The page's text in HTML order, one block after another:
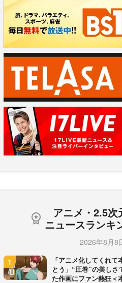
アニメ・2.5次
ニュースランキ
2026年8月8
「アニメ化してくれて
とう」“圧巻”の美しさ
た作画にファン熱狂＜